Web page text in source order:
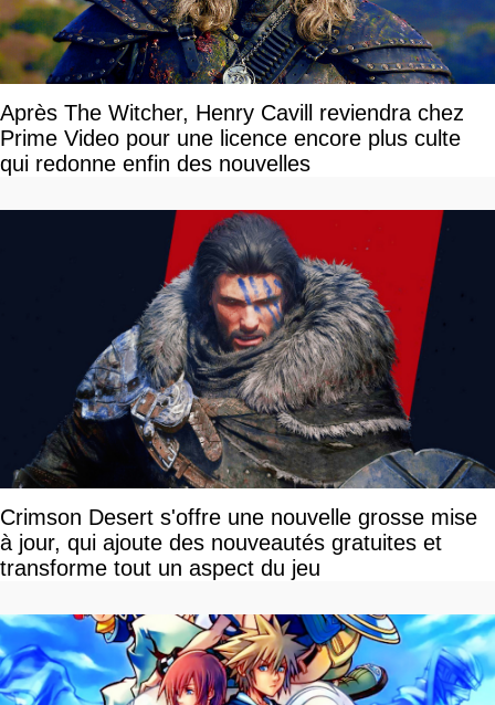
Après The Witcher, Henry Cavill reviendra chez
Prime Video pour une licence encore plus culte
qui redonne enfin des nouvelles
Crimson Desert s'offre une nouvelle grosse mise
à jour, qui ajoute des nouveautés gratuites et
transforme tout un aspect du jeu